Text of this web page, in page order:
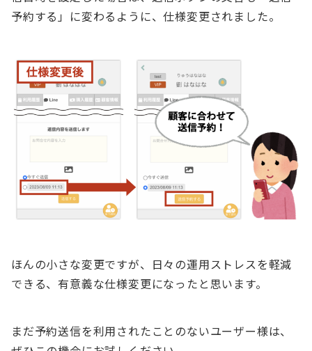
予約する」に変わるように、仕様変更されました。
ほんの小さな変更ですが、日々の運用ストレスを軽減
できる、有意義な仕様変更になったと思います。
まだ予約送信を利用されたことのないユーザー様は、